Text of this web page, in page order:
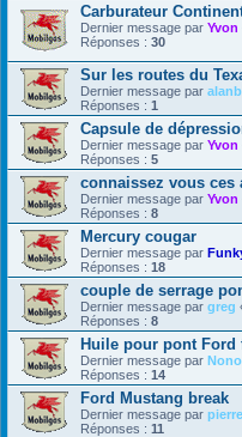
Carburateur
Dernier message par Yvon
Réponses : 30
Sur les routes du
Dernier message par
Réponses : 1
Capsule de
Dernier message par Yvon
Réponses : 5
connaissez vous ces
Dernier message par Yvon
Réponses : 8
Mercury cougar
Dernier message par
Réponses : 18
couple de serrage
Dernier message par greg
Réponses : 8
Huile pour pont Ford
Dernier message par
Réponses : 14
Ford Mustang break
Dernier message par
Réponses : 11